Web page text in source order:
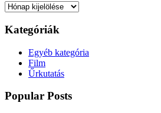
Archívum
Kategóriák
Egyéb kategória
Film
Űrkutatás
Popular Posts